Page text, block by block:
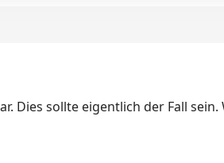
Dies sollte eigentlich der Fall